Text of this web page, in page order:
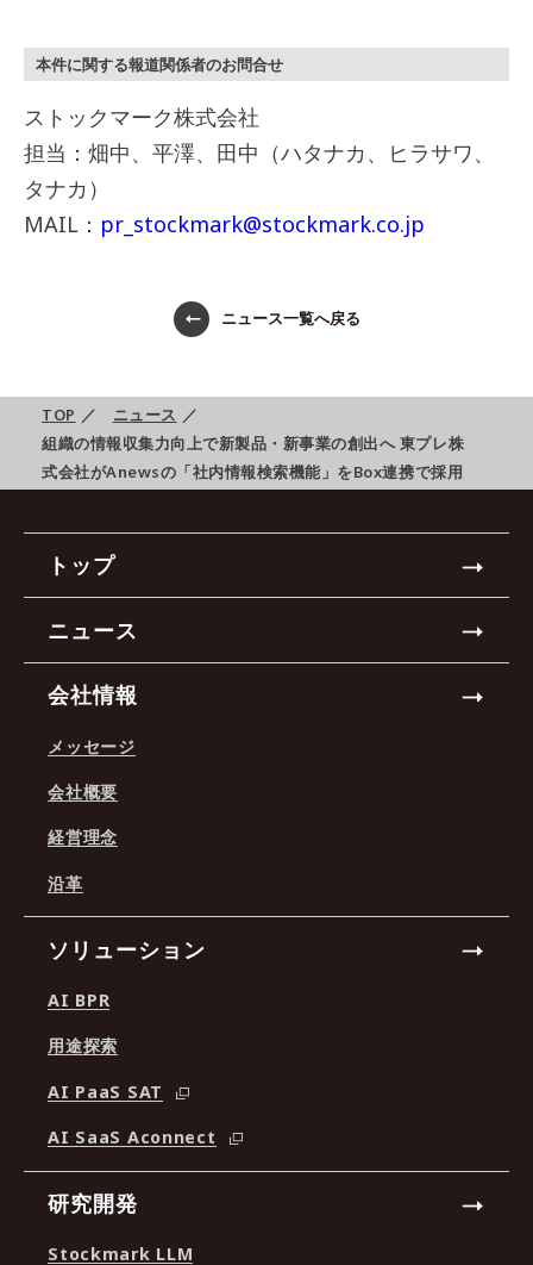
本件に関する報道関係者のお問合せ
ストックマーク株式会社
担当：畑中、平澤、田中（ハタナカ、ヒラサワ、
タナカ）
MAIL： pr_stockmark@stockmark.co.jp
ニュース一覧へ戻る
TOP ／ ニュース ／
組織の情報収集力向上で新製品・新事業の創出へ 東プレ株
式会社がAnewsの「社内情報検索機能」をBox連携で採用
トップ
ニュース
会社情報
メッセージ
会社概要
経営理念
沿革
ソリューション
AI BPR
用途探索
AI PaaS SAT
AI SaaS Aconnect
研究開発
Stockmark LLM